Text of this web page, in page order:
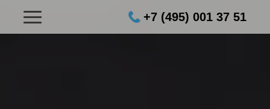
+7 (495) 001 37 51